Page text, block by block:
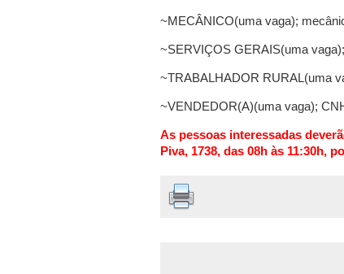
~MECÂNICO(uma vaga);
~SERVIÇOS GERAIS(uma
~TRABALHADOR RURAL(uma
~VENDEDOR(A)(uma vaga);
As pessoas interessadas
Piva, 1738, das 08h às 11:30h,